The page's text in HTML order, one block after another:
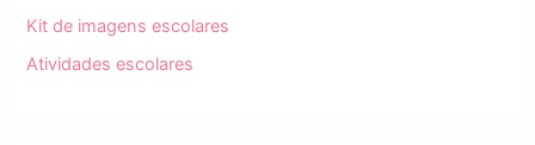
Kit de imagens escolares
Atividades escolares